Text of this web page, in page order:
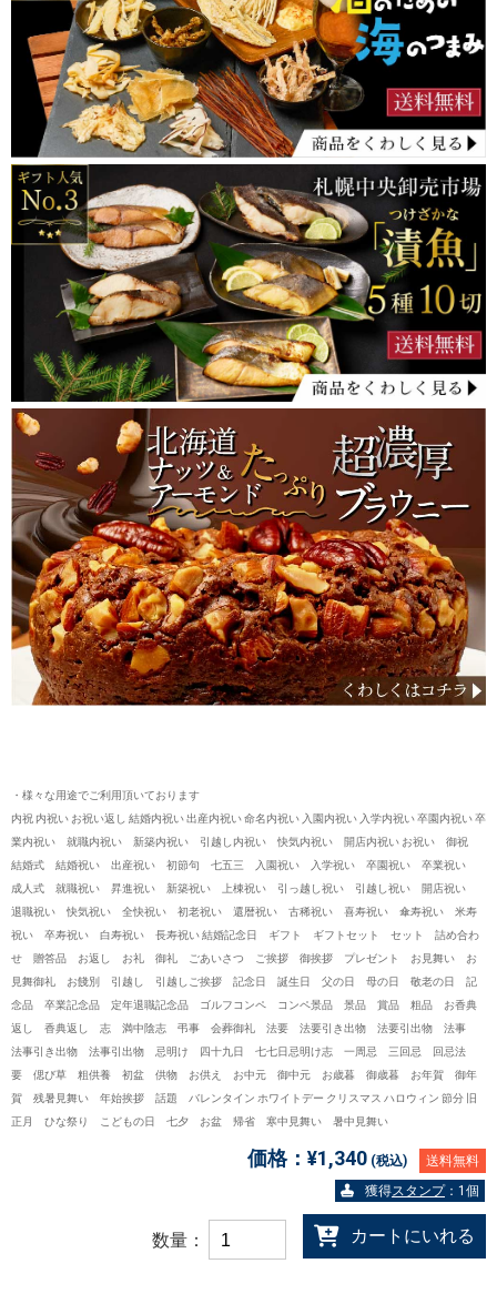
・様々な用途でご利用頂いております
内祝 内祝い お祝い返し 結婚内祝い 出産内祝い 命名内祝い 入園内祝い 入学内祝い 卒園内祝い 卒
業内祝い 就職内祝い 新築内祝い 引越し内祝い 快気内祝い 開店内祝い お祝い 御祝
結婚式 結婚祝い 出産祝い 初節句 七五三 入園祝い 入学祝い 卒園祝い 卒業祝い
成人式 就職祝い 昇進祝い 新築祝い 上棟祝い 引っ越し祝い 引越し祝い 開店祝い
退職祝い 快気祝い 全快祝い 初老祝い 還暦祝い 古稀祝い 喜寿祝い 傘寿祝い 米寿
祝い 卒寿祝い 白寿祝い 長寿祝い 結婚記念日 ギフト ギフトセット セット 詰め合わ
せ 贈答品 お返し お礼 御礼 ごあいさつ ご挨拶 御挨拶 プレゼント お見舞い お
見舞御礼 お餞別 引越し 引越しご挨拶 記念日 誕生日 父の日 母の日 敬老の日 記
念品 卒業記念品 定年退職記念品 ゴルフコンペ コンペ景品 景品 賞品 粗品 お香典
返し 香典返し 志 満中陰志 弔事 会葬御礼 法要 法要引き出物 法要引出物 法事
法事引き出物 法事引出物 忌明け 四十九日 七七日忌明け志 一周忌 三回忌 回忌法
要 偲び草 粗供養 初盆 供物 お供え お中元 御中元 お歳暮 御歳暮 お年賀 御年
賀 残暑見舞い 年始挨拶 話題 バレンタイン ホワイトデー クリスマス ハロウィン 節分 旧
正月 ひな祭り こどもの日 七夕 お盆 帰省 寒中見舞い 暑中見舞い
価格： ¥1,340 (税込)
送料無料
獲得スタンプ：1個
数量： カートにいれる